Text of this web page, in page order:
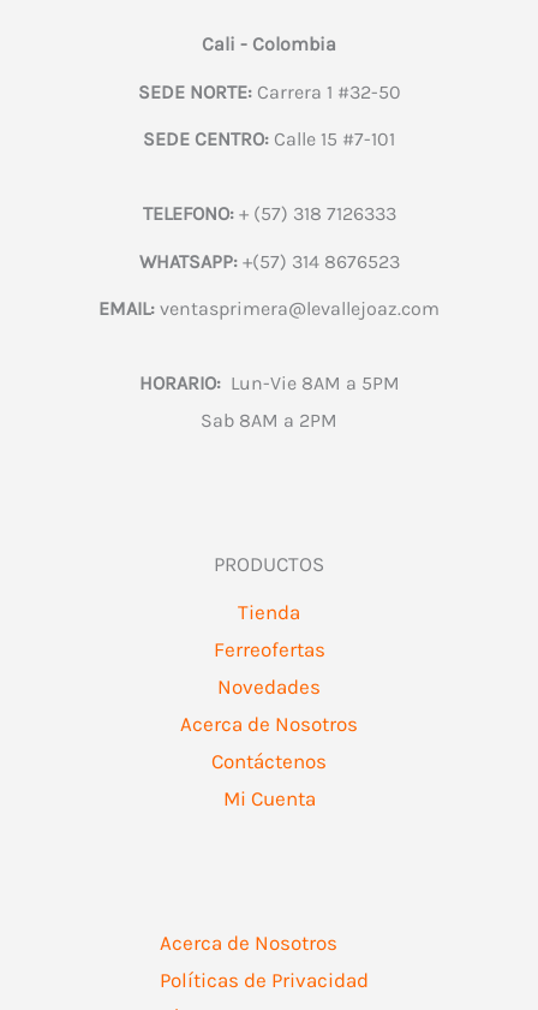
Cali - Colombia
SEDE NORTE:Carrera 1 #32-50
SEDE CENTRO: Calle 15 #7-101
TELEFONO:+ (57) 318 7126333
WHATSAPP:+(57) 314 8676523
EMAIL: ventasprimera@levallejoaz.com
HORARIO:Lun-Vie 8AM a 5PM
Sab 8AM a 2PM
PRODUCTOS
Tienda
Ferreofertas
Novedades
Acerca de Nosotros
Contáctenos
Mi Cuenta
Acerca de Nosotros
Políticas de Privacidad